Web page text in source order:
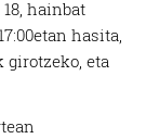
hainbat
hasita,
girotzeko, eta